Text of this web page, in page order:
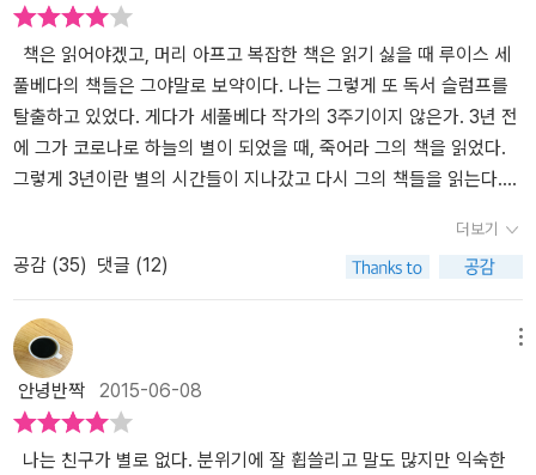
풀베다의 책들은 그야말로 보약이다. 나는 그렇게 또 독서 슬럼프를
탈출하고 있었다. 게다가 세풀베다 작가의 3주기이지 않은가. 3년 전
에 그가 코로나로 하늘의 별이 되었을 때, 죽어라 그의 책을 읽었다.
그렇게 3년이란 별의 시간들이 지나갔고 다시 그의 책들을 읽는다.
을 읽었다고 생각했지만 아니었다. 아마 아이들을 위한 동화라고 생
각해서 애써 구해서 읽지 않았던 게 아니었을까. 오늘 도서관을 방문
했고, 서가에서 냉큼 <생쥐와 친구가 된 고양이>를 꺼내서 읽기 시작
했다. 금세 다 읽을 수가 있었다. 등산철이 되어서 그런지 도서관 주차
장에 주차할 곳이 없어서 조금 짜증이 났다. 오늘 만난 <생쥐와 친구
가 된 고양이>의 스토리는 간단하다. 화자(세풀베다)의 아들 막스가
반려묘 믹스를 입양했고, 막스와 믹스는 둘도 없는 친구가 된다. 아기
고양이 믹스는 자유로운 영혼의 소유자였으며, 막스가 커 가면서 둘
더보기
공감 (35) 댓글 (12)
안녕반짝 2015-06-08
나는 친구가 별로 없다. 분위기에 잘 휩쓸리고 말도 많지만 익숙한